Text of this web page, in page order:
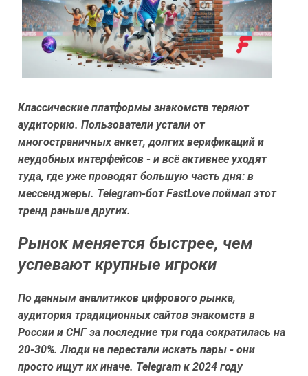
Классические платформы знакомств теряют
аудиторию. Пользователи устали от
многостраничных анкет, долгих верификаций и
неудобных интерфейсов - и всё активнее уходят
туда, где уже проводят большую часть дня: в
мессенджеры. Telegram-бот FastLove поймал этот
тренд раньше других.
Рынок меняется быстрее, чем
успевают крупные игроки
По данным аналитиков цифрового рынка,
аудитория традиционных сайтов знакомств в
России и СНГ за последние три года сократилась на
20-30%. Люди не перестали искать пары - они
просто ищут их иначе. Telegram к 2024 году